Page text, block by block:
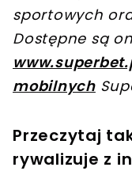
sportowych
Dostępne są
mobilnych
Przeczytaj
rywalizuje z